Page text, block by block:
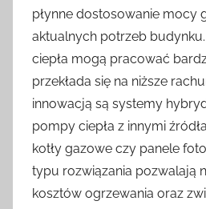
płynne dostosowanie mocy
aktualnych potrzeb
ciepła mogą pracować
przekłada się na niższe
innowacją są systemy
pompy ciepła z innymi
kotły gazowe czy panele
typu rozwiązania pozwalają
kosztów ogrzewania oraz